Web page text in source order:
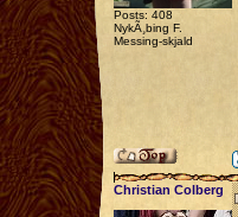
Posts: 408
NykÃ¸bing F.
Messing-skjald
Christian Colberg